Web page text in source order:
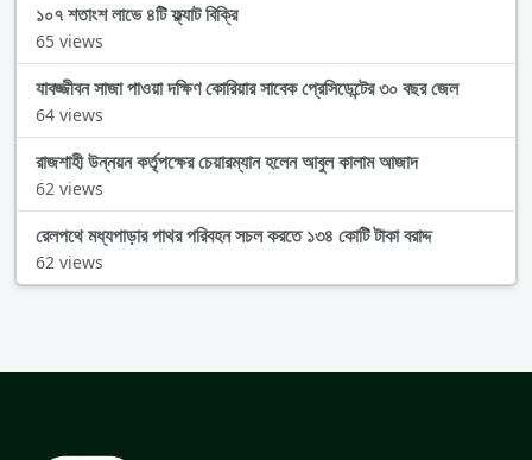
১০৭ শতাংশ লাভে ৪টি ফ্ল্যাট বিক্রি
65 views
যাবজ্জীবন সাজা পাওয়া দক্ষিণ কোরিয়ার সাবেক প্রেসিডেন্টের ৩০ বছর জেল
64 views
রাজশাহী উন্নয়ন কর্তৃপক্ষের চেয়ারম্যান হলেন আবুল কালাম আজাদ
62 views
রেলপথে মধ্যপাড়ার পাথর পরিবহন সচল করতে ১৩৪ কোটি টাকা বরাদ্দ
62 views